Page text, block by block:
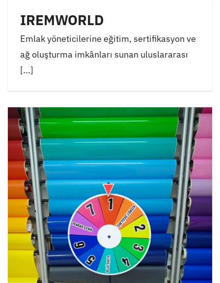
IREMWORLD
Emlak yöneticilerine eğitim, sertifikasyon ve
ağ oluşturma imkânları sunan uluslararası
[...]